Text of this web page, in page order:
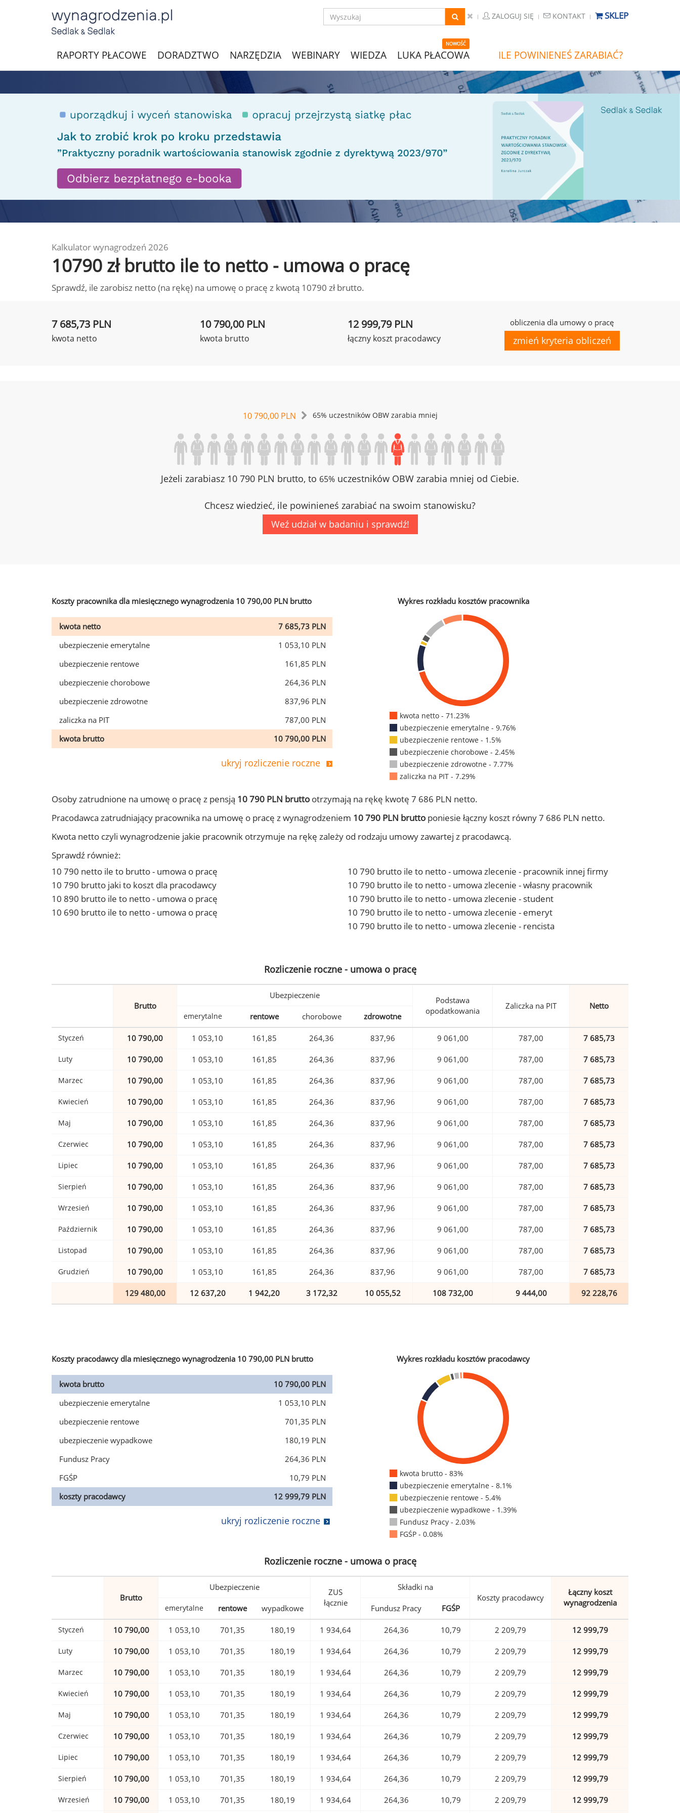
ZALOGUJ SIĘ KONTAKT SKLEP
RAPORTY PŁACOWE DORADZTWO NARZĘDZIA WEBINARY WIEDZA
NOWOŚĆ
LUKA PŁACOWA ILE POWINIENEŚ ZARABIAĆ?
Kalkulator wynagrodzeń 2026
10790 zł brutto ile to netto - umowa o pracę
Sprawdź, ile zarobisz netto (na rękę) na umowę o pracę z kwotą 10790 zł brutto.
7 685,73 PLN
kwota netto
10 790,00 PLN
kwota brutto
12 999,79 PLN
łączny koszt pracodawcy
obliczenia dla umowy o pracę
zmień kryteria obliczeń
10 790,00 PLN 65% uczestników OBW zarabia mniej
Jeżeli zarabiasz 10 790 PLN brutto, to 65% uczestników OBW zarabia mniej od Ciebie.
Chcesz wiedzieć, ile powinieneś zarabiać na swoim stanowisku?
Weź udział w badaniu i sprawdź!
Koszty pracownika dla miesięcznego wynagrodzenia 10 790,00 PLN brutto
kwota netto
7 685,73 PLN
ubezpieczenie emerytalne
1 053,10 PLN
ubezpieczenie rentowe
161,85 PLN
ubezpieczenie chorobowe
264,36 PLN
ubezpieczenie zdrowotne
837,96 PLN
zaliczka na PIT
787,00 PLN
kwota brutto
10 790,00 PLN
ukryj rozliczenie roczne
Wykres rozkładu kosztów pracownika
kwota netto - 71.23%
ubezpieczenie emerytalne - 9.76%
ubezpieczenie rentowe - 1.5%
ubezpieczenie chorobowe - 2.45%
ubezpieczenie zdrowotne - 7.77%
zaliczka na PIT - 7.29%
Osoby zatrudnione na umowę o pracę z pensją 10 790 PLN brutto otrzymają na rękę kwotę 7 686 PLN netto.
Pracodawca zatrudniający pracownika na umowę o pracę z wynagrodzeniem 10 790 PLN brutto poniesie łączny koszt równy 7 686 PLN netto.
Kwota netto czyli wynagrodzenie jakie pracownik otrzymuje na rękę zależy od rodzaju umowy zawartej z pracodawcą.
Sprawdź również:
10 790 netto ile to brutto - umowa o pracę
10 790 brutto jaki to koszt dla pracodawcy
10 890 brutto ile to netto - umowa o pracę
10 690 brutto ile to netto - umowa o pracę
10 790 brutto ile to netto - umowa zlecenie - pracownik innej firmy
10 790 brutto ile to netto - umowa zlecenie - własny pracownik
10 790 brutto ile to netto - umowa zlecenie - student
10 790 brutto ile to netto - umowa zlecenie - emeryt
10 790 brutto ile to netto - umowa zlecenie - rencista
Rozliczenie roczne - umowa o pracę
Brutto
Ubezpieczenie
Podstawa
opodatkowania
Zaliczka na PIT Netto
emerytalne rentowe chorobowe zdrowotne
Styczeń 10 790,00 1 053,10 161,85 264,36 837,96 9 061,00 787,00 7 685,73
Luty 10 790,00 1 053,10 161,85 264,36 837,96 9 061,00 787,00 7 685,73
Marzec 10 790,00 1 053,10 161,85 264,36 837,96 9 061,00 787,00 7 685,73
Kwiecień 10 790,00 1 053,10 161,85 264,36 837,96 9 061,00 787,00 7 685,73
Maj 10 790,00 1 053,10 161,85 264,36 837,96 9 061,00 787,00 7 685,73
Czerwiec 10 790,00 1 053,10 161,85 264,36 837,96 9 061,00 787,00 7 685,73
Lipiec 10 790,00 1 053,10 161,85 264,36 837,96 9 061,00 787,00 7 685,73
Sierpień 10 790,00 1 053,10 161,85 264,36 837,96 9 061,00 787,00 7 685,73
Wrzesień 10 790,00 1 053,10 161,85 264,36 837,96 9 061,00 787,00 7 685,73
Październik 10 790,00 1 053,10 161,85 264,36 837,96 9 061,00 787,00 7 685,73
Listopad 10 790,00 1 053,10 161,85 264,36 837,96 9 061,00 787,00 7 685,73
Grudzień 10 790,00 1 053,10 161,85 264,36 837,96 9 061,00 787,00 7 685,73
129 480,00 12 637,20 1 942,20 3 172,32 10 055,52 108 732,00 9 444,00 92 228,76
Koszty pracodawcy dla miesięcznego wynagrodzenia 10 790,00 PLN brutto
kwota brutto
10 790,00 PLN
ubezpieczenie emerytalne
1 053,10 PLN
ubezpieczenie rentowe
701,35 PLN
ubezpieczenie wypadkowe
180,19 PLN
Fundusz Pracy
264,36 PLN
FGŚP
10,79 PLN
koszty pracodawcy
12 999,79 PLN
ukryj rozliczenie roczne
Wykres rozkładu kosztów pracodawcy
kwota brutto - 83%
ubezpieczenie emerytalne - 8.1%
ubezpieczenie rentowe - 5.4%
ubezpieczenie wypadkowe - 1.39%
Fundusz Pracy - 2.03%
FGŚP - 0.08%
Rozliczenie roczne - umowa o pracę
Brutto
Ubezpieczenie
ZUS
łącznie
Składki na
Koszty pracodawcy
Łączny koszt
wynagrodzenia
emerytalne rentowe wypadkowe Fundusz Pracy FGŚP
Styczeń 10 790,00 1 053,10 701,35 180,19 1 934,64 264,36 10,79 2 209,79 12 999,79
Luty 10 790,00 1 053,10 701,35 180,19 1 934,64 264,36 10,79 2 209,79 12 999,79
Marzec 10 790,00 1 053,10 701,35 180,19 1 934,64 264,36 10,79 2 209,79 12 999,79
Kwiecień 10 790,00 1 053,10 701,35 180,19 1 934,64 264,36 10,79 2 209,79 12 999,79
Maj 10 790,00 1 053,10 701,35 180,19 1 934,64 264,36 10,79 2 209,79 12 999,79
Czerwiec 10 790,00 1 053,10 701,35 180,19 1 934,64 264,36 10,79 2 209,79 12 999,79
Lipiec 10 790,00 1 053,10 701,35 180,19 1 934,64 264,36 10,79 2 209,79 12 999,79
Sierpień 10 790,00 1 053,10 701,35 180,19 1 934,64 264,36 10,79 2 209,79 12 999,79
Wrzesień 10 790,00 1 053,10 701,35 180,19 1 934,64 264,36 10,79 2 209,79 12 999,79